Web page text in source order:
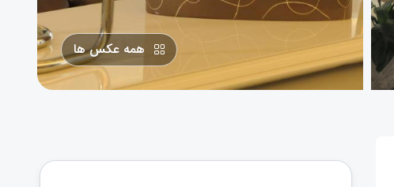
همه عکس ها